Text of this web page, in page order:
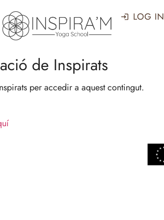
LOG IN
de Inspirats
per accedir a aquest contingut.